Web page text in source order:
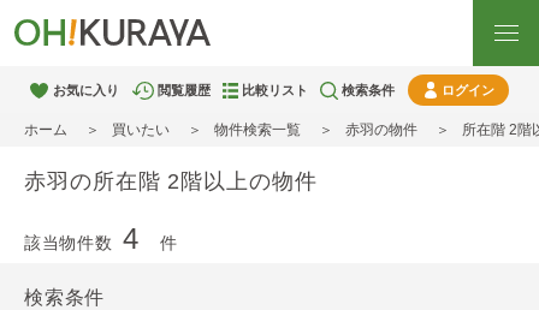
お気に入り 閲覧履歴 比較リスト 検索条件 ログイン
ホーム 買いたい 物件検索一覧 赤羽の物件 所在階 2階
赤羽の所在階 2階以上の物件
該当物件数 4 件
検索条件